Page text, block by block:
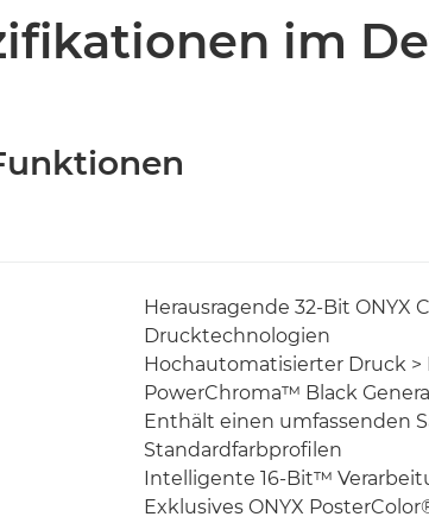
im
Herausragende 32-Bit
Drucktechnologien
Hochautomatisierter Druck >
PowerChroma™ Black
Enthält einen umfassenden
Standardfarbprofilen
Intelligente 16-Bit™
Exklusives ONYX